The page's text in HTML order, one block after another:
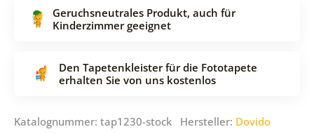
Geruchsneutrales Produkt, auch für
Kinderzimmer geeignet
Den Tapetenkleister für die Fototapete
erhalten Sie von uns kostenlos
Katalognummer: tap1230-stock Hersteller: Dovido